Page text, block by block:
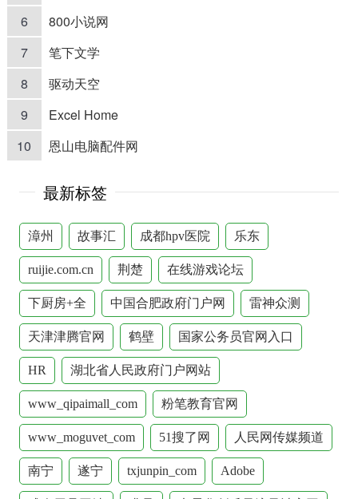
6
800小说网
7
笔下文学
8
驱动天空
9
Excel Home
10
恩山电脑配件网
最新标签
漳州 故事汇 成都hpv医院 乐东
ruijie.com.cn 荆楚 在线游戏论坛
下厨房+全 中国合肥政府门户网 雷神众测
天津津腾官网 鹤壁 国家公务员官网入口
HR 湖北省人民政府门户网站
www_qipaimall_com 粉笔教育官网
www_moguvet_com 51搜了网 人民网传媒频道
南宁 遂宁 txjunpin_com Adobe